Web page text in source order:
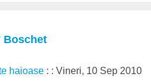
Boschet
haioase : : Vineri, 10 Sep 2010